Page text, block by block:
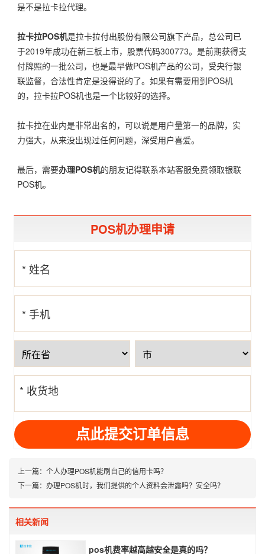
是不是拉卡拉代理。
拉卡拉POS机是拉卡拉付出股份有限公司旗下产品，总公司已
于2019年成功在新三板上市，股票代码300773。是前期获得支
付牌照的一批公司，也是最早做POS机产品的公司，受央行银
联监督，合法性肯定是没得说的了。如果有需要用到POS机
的，拉卡拉POS机也是一个比较好的选择。
拉卡拉在业内是非常出名的，可以说是用户量第一的品牌，实
力强大，从来没出现过任何问题，深受用户喜爱。
最后，需要办理POS机的朋友记得联系本站客服免费领取银联
POS机。
POS机办理申请
* 姓名
* 手机
号
* 收货地
址
上一篇： 个人办理POS机能刷自己的信用卡吗？
下一篇： 办理POS机时，我们提供的个人资料会泄露吗？安全吗？
相关新闻
pos机费率越高越安全是真的吗？